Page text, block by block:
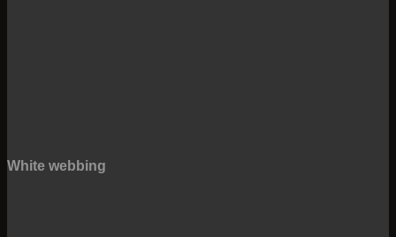
White webbing